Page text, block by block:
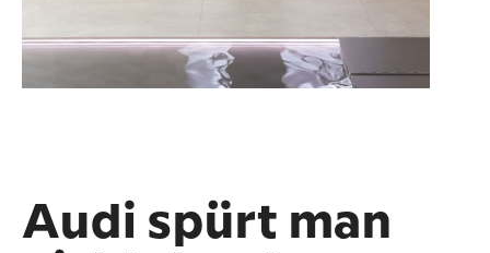
Audi spürt man